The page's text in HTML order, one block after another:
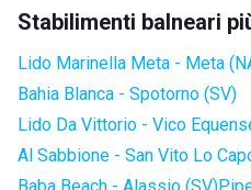
Stabilimenti balneari
Lido Marinella Meta - Meta
Bahia Blanca - Spotorno (SV)
Lido Da Vittorio - Vico
Al Sabbione - San Vito Lo